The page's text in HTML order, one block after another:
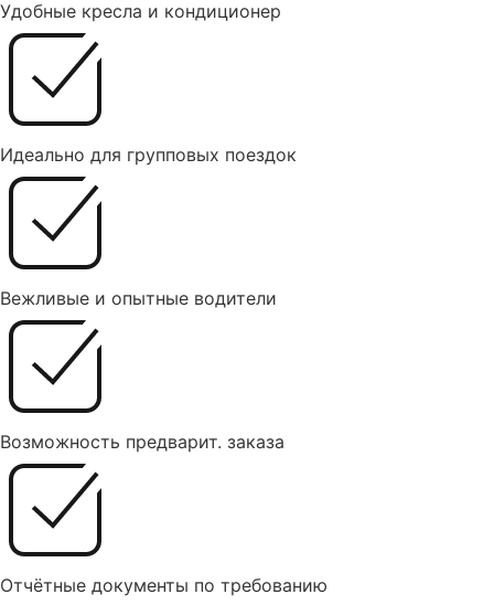
Удобные кресла и кондиционер
Идеально для групповых поездок
Вежливые и опытные водители
Возможность предварит. заказа
Отчётные документы по требованию